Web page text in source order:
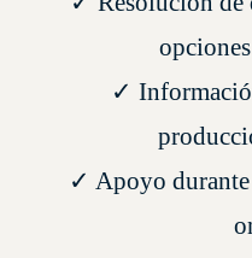
✓
✓ Apoyo durante